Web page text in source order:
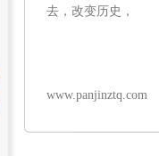
去，改变历史，
www.panjinztq.com